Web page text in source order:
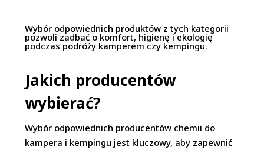
Wybór odpowiednich produktów z tych kategorii
pozwoli zadbać o komfort, higienę i ekologię
podczas podróży kamperem czy kempingu.
Jakich producentów
wybierać?
Wybór odpowiednich producentów chemii do
kampera i kempingu jest kluczowy, aby zapewnić